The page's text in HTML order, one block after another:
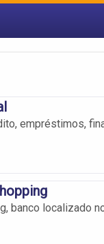
empréstimos,
banco localizado